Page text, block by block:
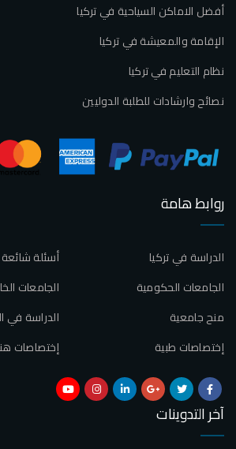
أفضل الاماكن السياحية في تركيا
الإقامة والمعيشة في تركيا
نظام التعليم في تركيا
نصائح وارشادات للطلبة الدوليين
روابط هامة
أسئلة شائعة
الدراسة في تركيا
الجامعات
الجامعات الحكومية
الدراسة في
منح جامعية
إختصاصات
إختصاصات طبية
آخر التدوينات